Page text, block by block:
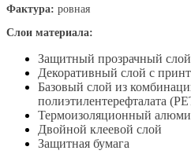
Фактура: ровная
Слои материала:
Защитный прозрачный слой
Декоративный слой с
Базовый слой из
полиэтилентерефталата
Термоизоляционный
Двойной клеевой слой
Защитная бумага